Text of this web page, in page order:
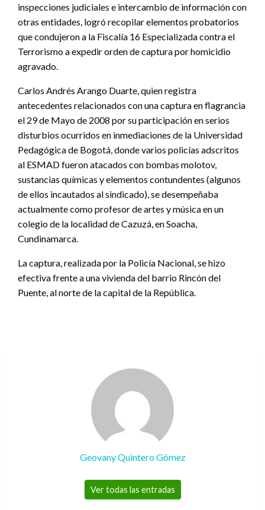
inspecciones judiciales e intercambio de información con
otras entidades, logró recopilar elementos probatorios
que condujeron a la Fiscalía 16 Especializada contra el
Terrorismo a expedir orden de captura por homicidio
agravado.
Carlos Andrés Arango Duarte, quien registra
antecedentes relacionados con una captura en flagrancia
el 29 de Mayo de 2008 por su participación en serios
disturbios ocurridos en inmediaciones de la Universidad
Pedagógica de Bogotá, donde varios policías adscritos
al ESMAD fueron atacados con bombas molotov,
sustancias químicas y elementos contundentes (algunos
de ellos incautados al sindicado), se desempeñaba
actualmente como profesor de artes y música en un
colegio de la localidad de Cazuzá, en Soacha,
Cundinamarca.
La captura, realizada por la Policía Nacional, se hizo
efectiva frente a una vivienda del barrio Rincón del
Puente, al norte de la capital de la República.
Geovany Quintero Gómez
Ver todas las entradas